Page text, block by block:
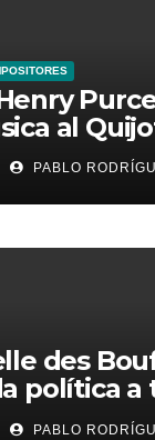
al
PABLO
des
política a
PABLO